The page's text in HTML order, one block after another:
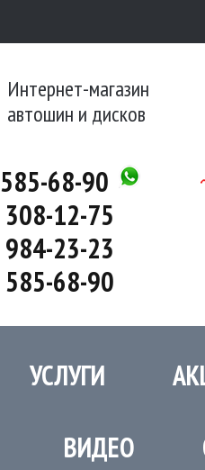
Интернет-магазин
автошин и дисков
585-68-90
308-12-75
984-23-23
585-68-90
УСЛУГИ
ВИДЕО